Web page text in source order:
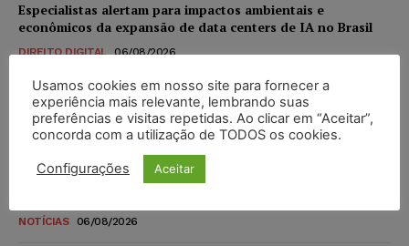
Especialistas alertam para impactos ambientais e
econômicos da expansão de data centers de IA no Brasil
DIREITO DIGITAL 06/08/2026
TSE reforça que sistemas das urnas eletrônicas tornam-se
invioláveis após assinatura digital e lacração
NOTÍCIAS 06/08/2026
STF inicia julgamento sobre constitucionalidade da
NOTÍCIAS 06/08/2026
Usamos cookies em nosso site para fornecer a
experiência mais relevante, lembrando suas
preferências e visitas repetidas. Ao clicar em “Aceitar”,
concorda com a utilização de TODOS os cookies.
Configurações Aceitar